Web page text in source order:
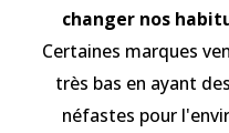
changer nos
Certaines marques
très bas en ayant
néfastes pour